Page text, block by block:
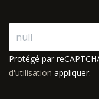
Protégé par
d'utilisation appliquer.